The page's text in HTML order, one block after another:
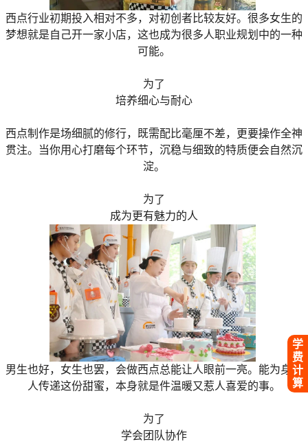
学
费
计
算
西点行业初期投入相对不多，对初创者比较友好。很多女生的
梦想就是自己开一家小店，这也成为很多人职业规划中的一种
可能。
为了
培养细心与耐心
西点制作是场细腻的修行，既需配比毫厘不差，更要操作全神
贯注。当你用心打磨每个环节，沉稳与细致的特质便会自然沉
淀。
为了
成为更有魅力的人
男生也好，女生也罢，会做西点总能让人眼前一亮。能为身边
人传递这份甜蜜，本身就是件温暖又惹人喜爱的事。
为了
学会团队协作